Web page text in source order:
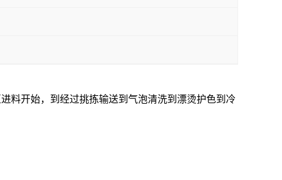
料开始，到经过挑拣输送到气泡清洗到漂烫护色到冷